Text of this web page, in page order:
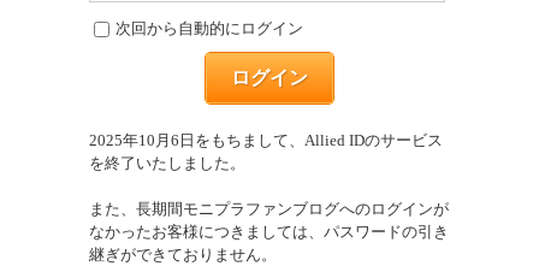
次回から自動的にログイン
ログイン
2025年10月6日をもちまして、Allied IDのサービス
を終了いたしました。
また、長期間モニプラファンブログへのログインが
なかったお客様につきましては、パスワードの引き
継ぎができておりません。